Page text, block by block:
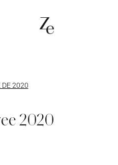
DE 2020
2020